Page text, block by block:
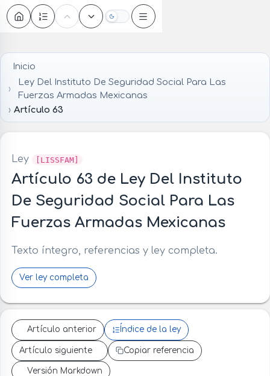
Oscuro
Inicio
Ley Del Instituto De Seguridad Social Para Las
Fuerzas Armadas Mexicanas
Artículo 63
Ley [LISSFAM]
Artículo 63 de Ley Del Instituto
De Seguridad Social Para Las
Fuerzas Armadas Mexicanas
Texto íntegro, referencias y ley completa.
Ver ley completa
Artículo anterior Índice de la ley
Artículo siguiente Copiar referencia
Versión Markdown